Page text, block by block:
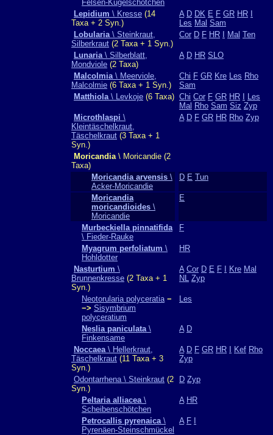
Felsen-Kugelschötchen
Lepidium \ Kresse (14
Taxa + 2 Syn.)
A D DK E F GR HR
Les Mal Sam
Lobularia\ Steinkraut,
Silberkraut (2 Taxa + 1 Syn.)
Cor D F HR Mal Ten
Lunaria\ Silberblatt,
Mondviole (2 Taxa)
A D HR SLO
Malcolmia\ Meerviole,
Malcolmie (6 Taxa + 1 Syn.)
Chi F GR Kre Les Rho
Sam
Matthiola\ Levkoje (6 Taxa) Chi Cor F GR HR
Les
Mal Rho Sam Siz Zyp
Microthlaspi \
Kleintäschelkraut,
Täschelkraut (3 Taxa + 1
Syn.)
A D F GR HR Rho Zyp
Moricandia\ Moricandie (2
Taxa)
Moricandia arvensis \
Acker-Moricandie
D E Tun
Moricandia
moricandioides \
Moricandie
E
Murbeckiella pinnatifida
\ Fieder-Rauke
F
Myagrum perfoliatum \
Hohldotter
HR
Nasturtium \
Brunnenkresse (2 Taxa + 1
Syn.)
A Cor D E F Kre Mal
NL Zyp
Neotorularia polyceratia −
−> Sisymbrium
polyceratium
Les
Neslia paniculata\
Finkensame
A D
Noccaea\ Hellerkraut,
Täschelkraut (11 Taxa + 3
Syn.)
A D F GR HR Kef Rho
Zyp
Odontarrhena \ Steinkraut (2
Syn.)
D Zyp
Peltaria alliacea\
Scheibenschötchen
A HR
Petrocallis pyrenaica\
Pyrenäen-Steinschmückel
A F